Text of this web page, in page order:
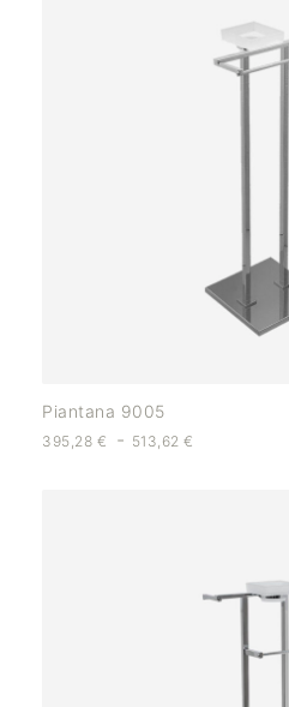
Piantana 9005
395,28 € - 513,62€